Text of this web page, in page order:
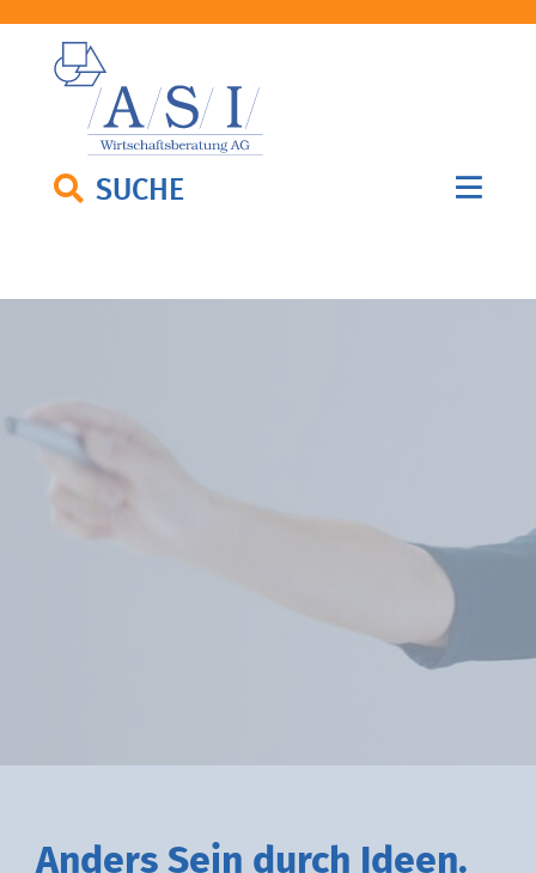
SUCHE
Anders Sein durch deen.